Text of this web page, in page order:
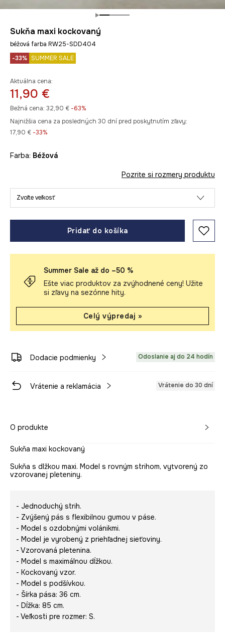
Sukňa maxi kockovaný
béžová farba RW25-SDD404
-33% SUMMER SALE
Aktuálna cena:
11,90 €
Bežná cena: 32,90 € -63%
Najnižšia cena za posledných 30 dní pred poskytnutím zľavy:
17,90 € -33%
Farba: béžová
Pozrite si rozmery produktu
Zvoľte veľkosť
Pridať do košíka
Summer Sale až do –50 %
Ešte viac produktov za zvýhodnené ceny! Užite
si zľavy na sezónne hity.
Celý výpredaj »
Dodacie podmienky Odoslanie aj do 24 hodín
Vrátenie a reklamácia Vrátenie do 30 dní
O produkte
Sukňa maxi kockovaný
Sukňa s dlžkou maxi. Model s rovným strihom, vytvorený zo
vzorovanej pleteniny.
- Jednoduchý strih.
- Zvýšený pás s flexibilnou gumou v páse.
- Model s ozdobnými volánikmi.
- Model je vyrobený z priehľadnej sieťoviny.
- Vzorovaná pletenina.
- Model s maximálnou dĺžkou.
- Kockovaný vzor.
- Model s podšívkou.
- Šírka pása: 36 cm.
- Dĺžka: 85 cm.
- Veľkosti pre rozmer: S.